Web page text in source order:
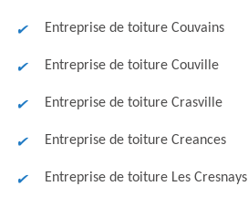
Entreprise de toiture Couvains
Entreprise de toiture Couville
Entreprise de toiture Crasville
Entreprise de toiture Creances
Entreprise de toiture Les Cresnays